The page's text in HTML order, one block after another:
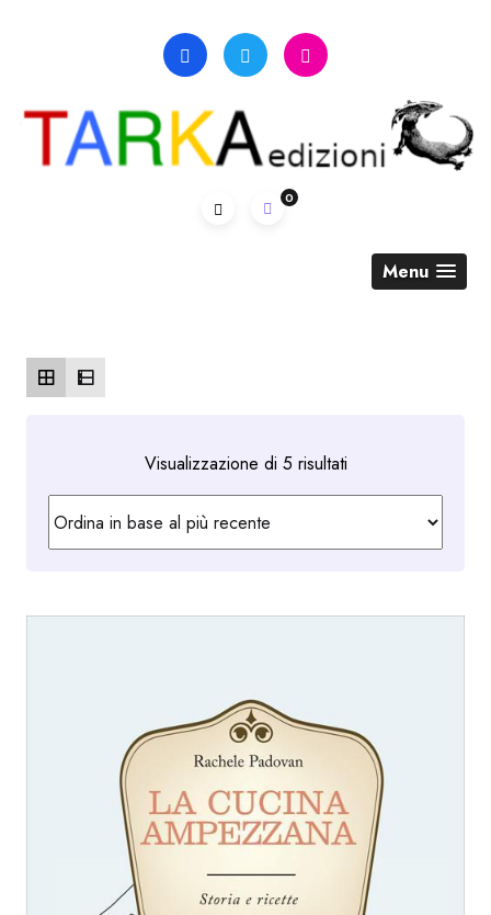
0
Menu
Visualizzazione di 5 risultatiOrdina
in
al
recente